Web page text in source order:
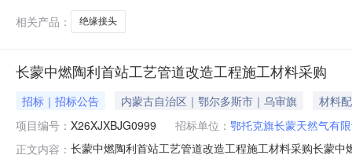
相关产品：
绝缘接头
长蒙中燃陶利首站工艺管道改造工程施工材料采购
招标｜招标公告 内蒙古自治区｜鄂尔多斯市｜乌审旗
材料
项目编号： X26XJXBJG0999 招标单位： 鄂托克旗长蒙天然气有
正文内容： 长蒙中燃陶利首站工艺管道改造工程施工材料采购长蒙